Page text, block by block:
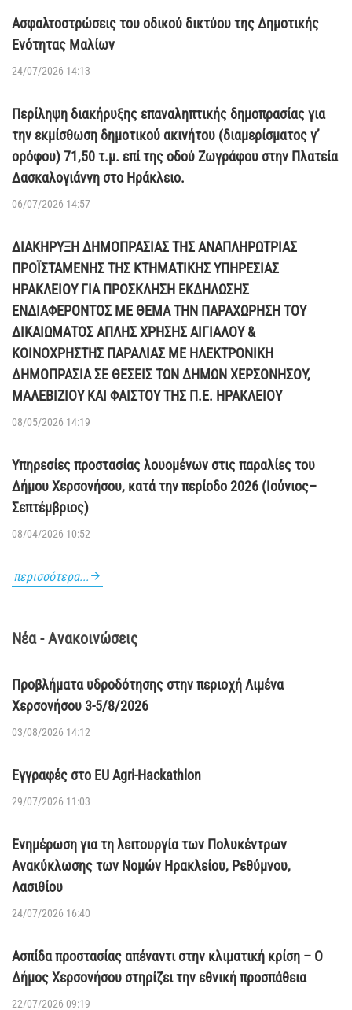
Ασφαλτοστρώσεις του οδικού δικτύου της Δημοτικής
Ενότητας Μαλίων
24/07/2026 14:13
Περίληψη διακήρυξης επαναληπτικής δημοπρασίας για
την εκμίσθωση δημοτικού ακινήτου (διαμερίσματος γ’
ορόφου) 71,50 τ.μ. επί της οδού Ζωγράφου στην Πλατεία
Δασκαλογιάννη στο Ηράκλειο.
06/07/2026 14:57
ΔΙΑΚΗΡΥΞΗ ΔΗΜΟΠΡΑΣΙΑΣ ΤΗΣ ΑΝΑΠΛΗΡΩΤΡΙΑΣ
ΠΡΟΪΣΤΑΜΕΝΗΣ ΤΗΣ ΚΤΗΜΑΤΙΚΗΣ ΥΠΗΡΕΣΙΑΣ
ΗΡΑΚΛΕΙΟΥ ΓΙΑ ΠΡΟΣΚΛΗΣΗ ΕΚΔΗΛΩΣΗΣ
ΕΝΔΙΑΦΕΡΟΝΤΟΣ ΜΕ ΘΕΜΑ ΤΗΝ ΠΑΡΑΧΩΡΗΣΗ ΤΟΥ
ΔΙΚΑΙΩΜΑΤΟΣ ΑΠΛΗΣ ΧΡΗΣΗΣ ΑΙΓΙΑΛΟΥ &
ΚΟΙΝΟΧΡΗΣΤΗΣ ΠΑΡΑΛΙΑΣ ΜΕ ΗΛΕΚΤΡΟΝΙΚΗ
ΔΗΜΟΠΡΑΣΙΑ ΣΕ ΘΕΣΕΙΣ ΤΩΝ ΔΗΜΩΝ ΧΕΡΣΟΝΗΣΟΥ,
ΜΑΛΕΒΙΖΙΟΥ ΚΑΙ ΦΑΙΣΤΟΥ ΤΗΣ Π.Ε. ΗΡΑΚΛΕΙΟΥ
08/05/2026 14:19
Υπηρεσίες προστασίας λουομένων στις παραλίες του
Δήμου Χερσονήσου, κατά την περίοδο 2026 (Ιούνιος–
Σεπτέμβριος)
08/04/2026 10:52
περισσότερα...
Νέα - Ανακοινώσεις
Προβλήματα υδροδότησης στην περιοχή Λιμένα
Χερσονήσου 3-5/8/2026
03/08/2026 14:12
Εγγραφές στο EU Agri-Hackathlon
29/07/2026 11:03
Ενημέρωση για τη λειτουργία των Πολυκέντρων
Ανακύκλωσης των Νομών Ηρακλείου, Ρεθύμνου,
Λασιθίου
24/07/2026 16:40
Ασπίδα προστασίας απέναντι στην κλιματική κρίση – Ο
Δήμος Χερσονήσου στηρίζει την εθνική προσπάθεια
22/07/2026 09:19